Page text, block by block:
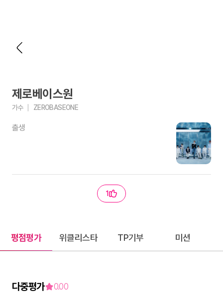
제로베이스원
가수 ZEROBASEONE
출생
1
평점평가 위클리스타 TP기부 미션
다중평가 0.00